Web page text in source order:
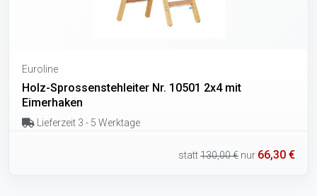
Euroline
Holz-Sprossenstehleiter Nr. 10501 2x4 mit
Eimerhaken
Lieferzeit 3 - 5 Werktage
statt130,00 € nur 66,30 €